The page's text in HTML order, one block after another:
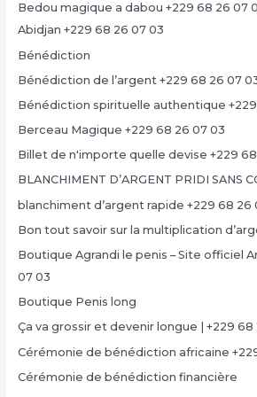
Bedou magique a dabou +229 68 26 07
Abidjan +229 68 26 07 03
Bénédiction
Bénédiction de l’argent +229 68 26 07
Bénédiction spirituelle authentique
Berceau Magique +229 68 26 07 03
Billet de n'importe quelle devise +229
BLANCHIMENT D’ARGENT PRIDI SANS
blanchiment d’argent rapide +229 68 26
Bon tout savoir sur la multiplication
Boutique Agrandi le penis – Site officiel
07 03
Boutique Penis long
Ça va grossir et devenir longue | +229 68
Cérémonie de bénédiction africaine
Cérémonie de bénédiction financière